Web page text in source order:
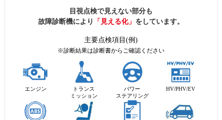
目視点検で見えない部分も
故障診断機により
「見える化」 をしています。
主要点検項目(例)
※診断結果は診断書からご確認ください
エンジン
トランス
ミッション
パワー
ステアリング
HV/PHV/EV